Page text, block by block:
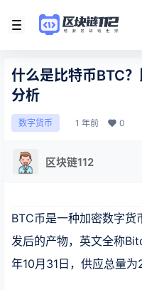
什么是比特币BTC
分析
数字货币 1 年前 0
区块链112
BTC币是一种加密数字
发后的产物，英文全称
年10月31日，供应总量为